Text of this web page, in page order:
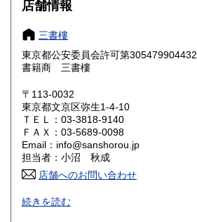
奈良県
鳥取県 600円 島根県
岡山県
山口県 600円
香川県 600円
高知県 600円
佐賀県
店舗情報
三書樓
東京都公安委員会許可第305479904432
書籍商 三書樓
〒113-0032
東京都文京区弥生1-4-10
ＴＥＬ：03-3818-9140
ＦＡＸ：03-5689-0098
Email：info@sanshorou.jp
担当者：小沼 秋成
店舗へのお問い合わせ
【年末のお取り扱いのお知らせ】
続きを読む